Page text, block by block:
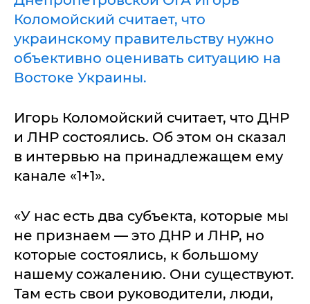
Коломойский считает, что
украинскому правительству нужно
объективно оценивать ситуацию на
Востоке Украины.
Игорь Коломойский считает, что ДНР
и ЛНР состоялись. Об этом он сказал
в интервью на принадлежащем ему
канале «1+1».
«У нас есть два субъекта, которые мы
не признаем — это ДНР и ЛНР, но
которые состоялись, к большому
нашему сожалению. Они существуют.
Там есть свои руководители, люди,